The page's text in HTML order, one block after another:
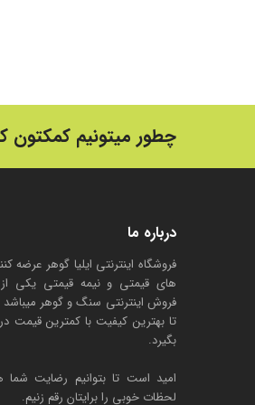
درباره ما
فروشگاه اینترنتی ایلیا گوهر عرضه
های قیمتی و نیمه قیمتی یکی
فروش اینترنتی سنگ و گوهر
تا بهترین کیفیت با کمترین قیمت
بگیرد.
امید است تا بتوانیم رضایت
لحظات خوبی را برایتان رقم زنیم.
چطور میتونیم کمکتون